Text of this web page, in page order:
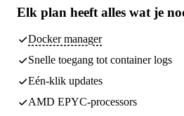
Elk plan heeft alles wat je
Docker manager
Snelle toegang tot container logs
Eén-klik updates
AMD EPYC-processors